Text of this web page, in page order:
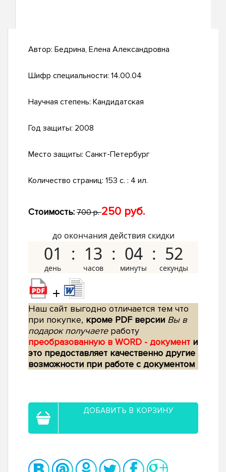
Автор: Бедрина, Елена Александровна
Шифр специальности: 14.00.04
Научная степень: Кандидатская
Год защиты: 2008
Место защиты: Санкт-Петербург
Количество страниц: 153 с. : 4 ил.
Стоимость: 700 р.250 руб.
до окончания действия скидки
01 13 04 51
+
Наш сайт выгодно отличается тем что
при покупке, кроме PDF версии Вы в
подарок получаетеработу
преобразованную в WORD - документ и
это предоставляет качественно другие
возможности при работе с документом
ДОБАВИТЬ В КОРЗИНУ